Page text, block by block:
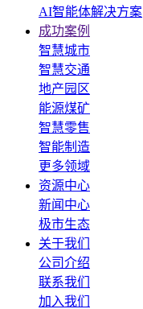
AI智能体解决方案
成功案例
智慧城市
智慧交通
地产园区
能源煤矿
智慧零售
智能制造
更多领域
资源中心
新闻中心
极市生态
关于我们
公司介绍
联系我们
加入我们